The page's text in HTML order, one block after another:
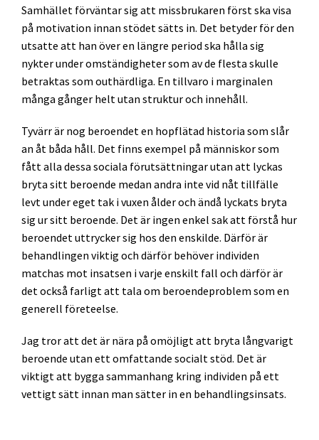
Samhället förväntar sig att missbrukaren först ska visa
på motivation innan stödet sätts in. Det betyder för den
utsatte att han över en längre period ska hålla sig
nykter under omständigheter som av de flesta skulle
betraktas som outhärdliga. En tillvaro i marginalen
många gånger helt utan struktur och innehåll.
Tyvärr är nog beroendet en hopflätad historia som slår
an åt båda håll. Det finns exempel på människor som
fått alla dessa sociala förutsättningar utan att lyckas
bryta sitt beroende medan andra inte vid nåt tillfälle
levt under eget tak i vuxen ålder och ändå lyckats bryta
sig ur sitt beroende. Det är ingen enkel sak att förstå hur
beroendet uttrycker sig hos den enskilde. Därför är
behandlingen viktig och därför behöver individen
matchas mot insatsen i varje enskilt fall och därför är
det också farligt att tala om beroendeproblem som en
generell företeelse.
Jag tror att det är nära på omöjligt att bryta långvarigt
beroende utan ett omfattande socialt stöd. Det är
viktigt att bygga sammanhang kring individen på ett
vettigt sätt innan man sätter in en behandlingsinsats.